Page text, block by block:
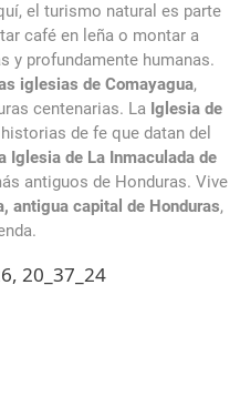
el turismo natural es parte
café en leña o montar a
y profundamente humanas.
iglesias de Comayagua,
centenarias. La Iglesia de
de fe que datan del
Iglesia de La Inmaculada de
antiguos de Honduras. Vive
antigua capital de Honduras,